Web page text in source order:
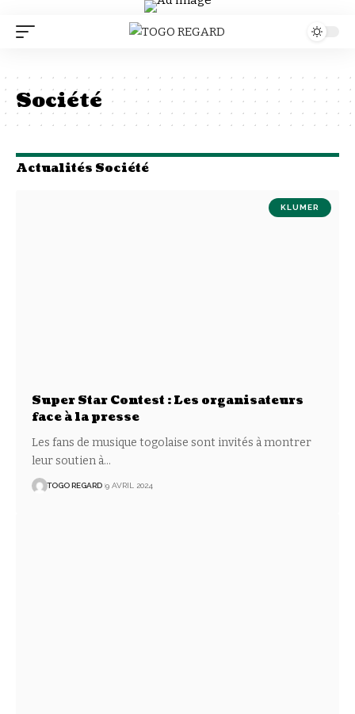
Société
Actualités Société
KLUMER
Super Star Contest : Les organisateurs
face à la presse
Les fans de musique togolaise sont invités à montrer
leur soutien à…
TOGO REGARD 9 AVRIL 2024